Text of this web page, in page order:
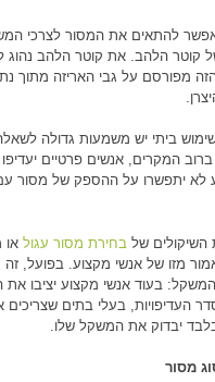
להתאים את המסור לצרכי
קוטר הלהב. את קוטר הלהב נהוג
מפורסם על גבי האריזה מתוך
ביתי יש משמעות גדולה
המקרים, אנשים פרטיים יעדיפו
לא יתפשרו על ההספק של מסור
של בחירת מסור עגולאו
מזו של אנשי מקצוע. בפועל, זה
המשקל: בעוד אנשי מקצוע יציבו את
העדיפויות, בעלי בתים שצריכים
יבדוק את המשקל שלו.
מסור